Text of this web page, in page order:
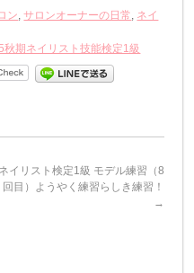
ン,サロンオーナーの日常, ネイ
秋期ネイリスト技能検定1級
ネイリスト検定1級 モデル練習（8
回目）ようやく練習らしき練習！
→